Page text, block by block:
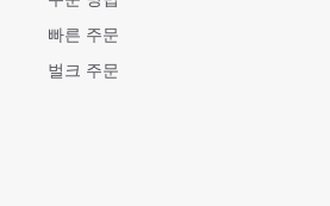
빠른 주문
벌크 주문